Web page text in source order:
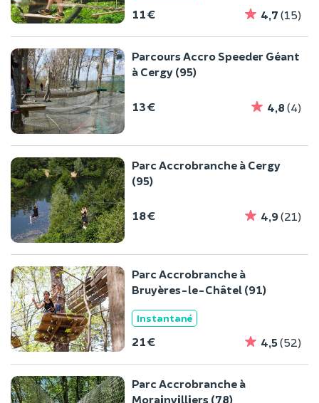
11 € 4,7 (15)
Parcours Accro Speeder Géant
à Cergy (95)
13 € 4,8 (4)
Parc Accrobranche à Cergy
(95)
18 € 4,9(21)
Parc Accrobranche à
Bruyères-le-Châtel (91)
Instantané
21 € 4,5(52)
Parc Accrobranche à
Morainvilliers (78)